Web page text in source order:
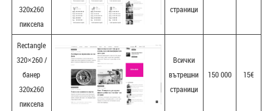
320х260
пиксела
страници
Rectangle
320×260 /
банер
320х260
пиксела
Всички
вътрешни
страници
150 000 15€